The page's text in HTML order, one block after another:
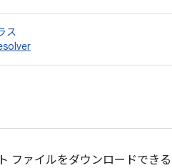
ス
ファイルをダウンロードできる